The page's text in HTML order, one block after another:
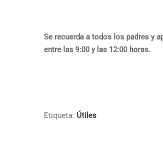
Se recuerda a todos los padres y
entre las 9:00 y las 12:00 horas.
Etiqueta: Útiles